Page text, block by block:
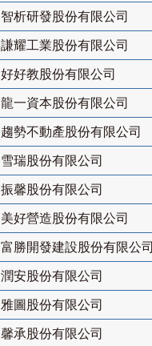
智析研發股份有限公司
謙耀工業股份有限公司
好好教股份有限公司
龍一資本股份有限公司
趨勢不動產股份有限公司
雪瑞股份有限公司
振馨股份有限公司
美好營造股份有限公司
富勝開發建設股份有限公司
潤安股份有限公司
雅圖股份有限公司
馨承股份有限公司